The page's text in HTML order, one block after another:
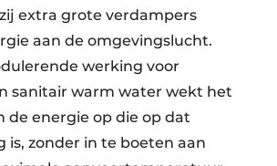
extra grote verdampers
aan de omgevingslucht.
werking voor
sanitair warm water wekt het
de energie op die op dat
is, zonder in te boeten aan